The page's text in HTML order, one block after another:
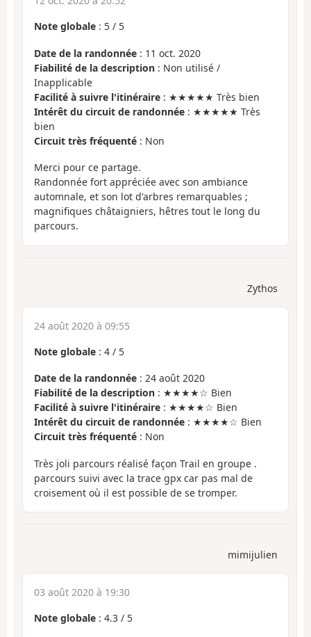
Note globale : 5 / 5
Date de la randonnée : 11 oct. 2020
Fiabilité de la description : Non utilisé /
Inapplicable
Facilité à suivre l'itinéraire : ★★★★★ Très bien
Intérêt du circuit de randonnée : ★★★★★ Très
bien
Circuit très fréquenté : Non
Merci pour ce partage.
Randonnée fort appréciée avec son ambiance
automnale, et son lot d'arbres remarquables ;
magnifiques châtaigniers, hêtres tout le long du
parcours.
Zythos
24 août 2020 à 09:55
Note globale : 4 / 5
Date de la randonnée : 24 août 2020
Fiabilité de la description : ★★★★☆ Bien
Facilité à suivre l'itinéraire : ★★★★☆ Bien
Intérêt du circuit de randonnée : ★★★★☆ Bien
Circuit très fréquenté : Non
Très joli parcours réalisé façon Trail en groupe .
parcours suivi avec la trace gpx car pas mal de
croisement où il est possible de se tromper.
mimijulien
03 août 2020 à 19:30
Note globale : 4.3 / 5